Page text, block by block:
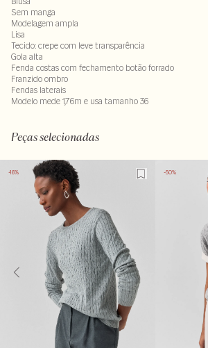
Sem manga
Modelagem ampla
Lisa
Tecido: crepe com leve transparência
Gola alta
Fenda costas com fechamento botão forrado
Franzido ombro
Fendas laterais
Modelo mede 1,76m e usa tamanho 36
Peças selecionadas
-16% -50%